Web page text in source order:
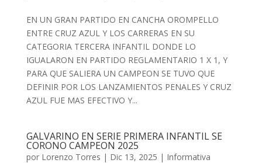
EN UN GRAN PARTIDO EN CANCHA OROMPELLO
ENTRE CRUZ AZUL Y LOS CARRERAS EN SU
CATEGORIA TERCERA INFANTIL DONDE LO
IGUALARON EN PARTIDO REGLAMENTARIO 1 X 1, Y
PARA QUE SALIERA UN CAMPEON SE TUVO QUE
DEFINIR POR LOS LANZAMIENTOS PENALES Y CRUZ
AZUL FUE MAS EFECTIVO Y...
GALVARINO EN SERIE PRIMERA INFANTIL SE
CORONO CAMPEON 2025
por Lorenzo Torres | Dic 13, 2025 | Informativa